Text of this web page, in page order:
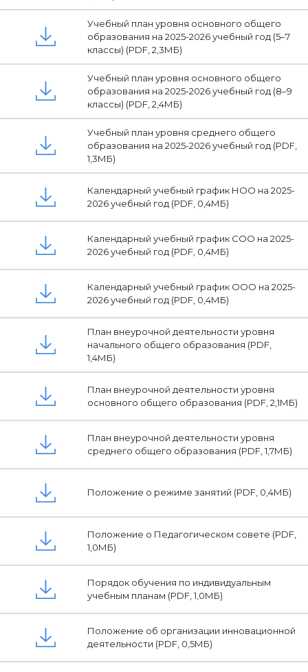
Учебный план уровня основного общего
образования на 2025-2026 учебный год (5–7
классы) (PDF, 2,3МБ)
Учебный план уровня основного общего
образования на 2025-2026 учебный год (8–9
классы) (PDF, 2,4МБ)
Учебный план уровня среднего общего
образования на 2025-2026 учебный год (PDF,
1,3МБ)
Календарный учебный график НОО на 2025-
2026 учебный год (PDF, 0,4МБ)
Календарный учебный график СОО на 2025-
2026 учебный год (PDF, 0,4МБ)
Календарный учебный график ООО на 2025-
2026 учебный год (PDF, 0,4МБ)
План внеурочной деятельности уровня
начального общего образования (PDF,
1,4МБ)
План внеурочной деятельности уровня
основного общего образования (PDF, 2,1МБ)
План внеурочной деятельности уровня
среднего общего образования (PDF, 1,7МБ)
Положение о режиме занятий (PDF, 0,4МБ)
Положение о Педагогическом совете (PDF,
1,0МБ)
Порядок обучения по индивидуальным
учебным планам (PDF, 1,0МБ)
Положение об организации инновационной
деятельности (PDF, 0,5МБ)